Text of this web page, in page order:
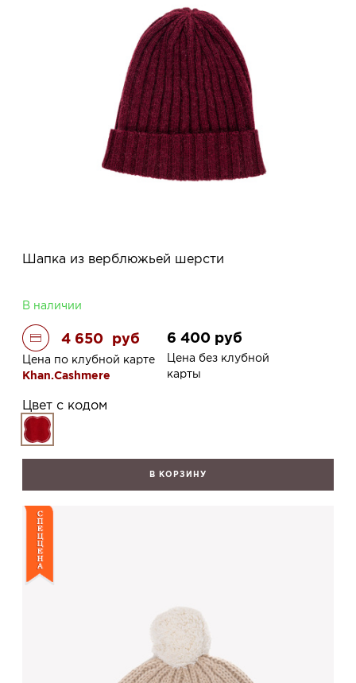
Шапка из верблюжьей шерсти
В наличии
4 650 руб
Цена по клубной карте
Khan.Cashmere
6 400 руб
Цена без клубной
карты
Цвет с кодом
В КОРЗИНУ